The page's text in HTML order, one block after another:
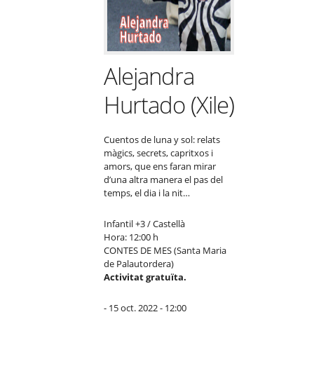
Alejandra
Hurtado (Xile)
Cuentos de luna y sol: relats
màgics, secrets, capritxos i
amors, que ens faran mirar
d’una altra manera el pas del
temps, el dia i la nit…
Infantil +3 / Castellà
Hora: 12:00 h
CONTES DE MES (Santa Maria
de Palautordera)
Activitat gratuïta.
- 15 oct. 2022 - 12:00